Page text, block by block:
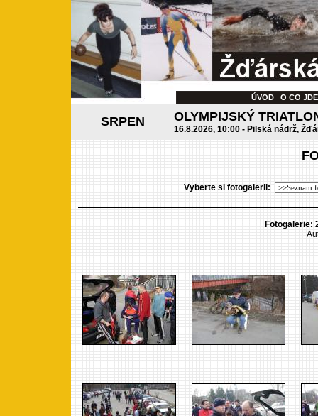
ÚVOD O CO
SRPEN OLYMPIJSKÝ
16.8.2026, 10:00 - Pilská nádrž,
Vyberte si fotogalerii:
Fotogalerie: